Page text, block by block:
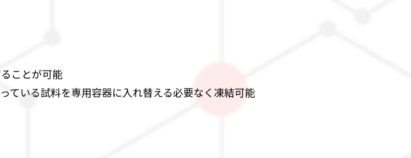
ことが可能
ている試料を専用容器に入れ替える必要なく凍結可能